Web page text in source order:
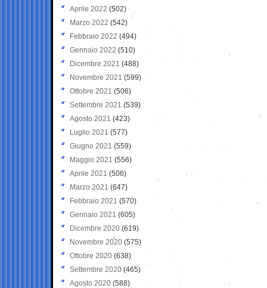
Aprile 2022 (502)
Marzo 2022 (542)
Febbraio 2022 (494)
Gennaio 2022 (510)
Dicembre 2021 (488)
Novembre 2021 (599)
Ottobre 2021 (506)
Settembre 2021 (539)
Agosto 2021 (423)
Luglio 2021 (577)
Giugno 2021(559)
Maggio 2021 (556)
Aprile 2021 (506)
Marzo 2021 (647)
Febbraio 2021 (570)
Gennaio 2021 (605)
Dicembre 2020 (619)
Novembre 2020 (575)
Ottobre 2020 (638)
Settembre 2020(465)
Agosto 2020 (588)